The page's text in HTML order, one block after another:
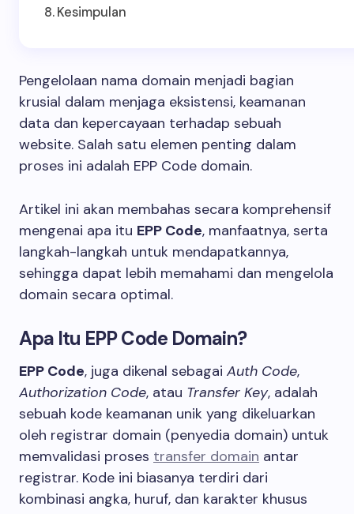
Kesimpulan
Pengelolaan nama domain menjadi bagian
krusial dalam menjaga eksistensi, keamanan
data dan kepercayaan terhadap sebuah
website. Salah satu elemen penting dalam
proses ini adalah EPP Code domain.
Artikel ini akan membahas secara komprehensif
mengenai apa itu EPP Code, manfaatnya, serta
langkah-langkah untuk mendapatkannya,
sehingga dapat lebih memahami dan mengelola
domain secara optimal.
Apa Itu EPP Code Domain?
EPP Code, juga dikenal sebagai Auth Code,
Authorization Code, atau Transfer Key, adalah
sebuah kode keamanan unik yang dikeluarkan
oleh registrar domain (penyedia domain) untuk
memvalidasi proses transfer domain antar
registrar. Kode ini biasanya terdiri dari
kombinasi angka, huruf, dan karakter khusus